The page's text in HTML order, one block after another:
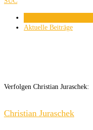
Aktuelle Beiträge
Verfolgen Christian Juraschek:
Christian Juraschek